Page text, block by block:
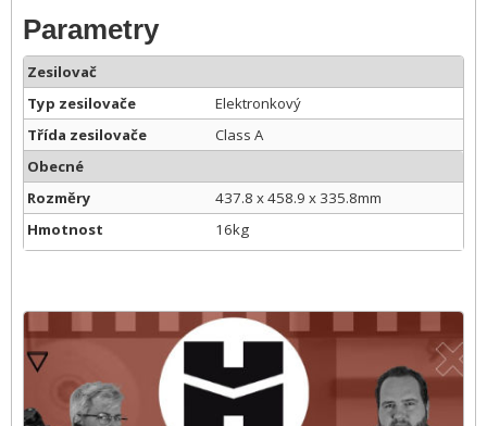
Parametry
Zesilovač
Typ zesilovače
Elektronkový
Třída zesilovače
Class A
Obecné
Rozměry
437.8 x 458.9 x 335.8mm
Hmotnost
16kg